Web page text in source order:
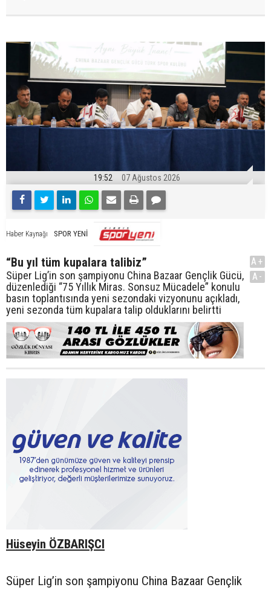
19:52 07 Ağustos 2026
Haber Kaynağı SPOR YENİ
“Bu yıl tüm kupalara talibiz”
Süper Lig’in son şampiyonu China Bazaar Gençlik Gücü,
düzenlediği “75 Yıllık Miras. Sonsuz Mücadele” konulu
basın toplantısında yeni sezondaki vizyonunu açıkladı,
yeni sezonda tüm kupalara talip olduklarını belirtti
A+
A-
Hüseyin ÖZBARIŞCI
Süper Lig’in son şampiyonu China Bazaar Gençlik